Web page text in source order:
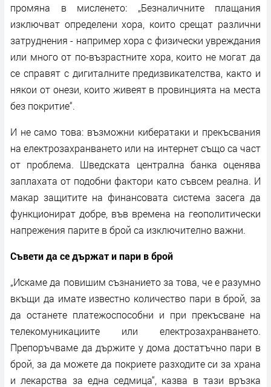
промяна в мисленето: „Безналичните плащания
изключват определени хора, които срещат различни
затруднения - например хора с физически увреждания
или много от по-възрастните хора, които не могат да
се справят с дигиталните предизвикателства, както и
някои от онези, които живеят в провинцията на места
без покритие“.
И не само това: възможни кибератаки и прекъсвания
на електрозахранването или на интернет също са част
от проблема. Шведската централна банка оценява
заплахата от подобни фактори като съвсем реална. И
макар защитите на финансовата система засега да
функционират добре, във времена на геополитически
напрежения парите в брой са изключително важни.
Съвети да се държат и пари в брой
„Искаме да повишим съзнанието за това, че е разумно
вкъщи да имате известно количество пари в брой, за
да останете платежоспособни и при прекъсване на
телекомуникациите или електрозахранването.
Препоръчваме да държите у дома достатъчно пари в
брой, за да можете да покриете разходите си за храна
и лекарства за една седмица“, казва в тази връзка